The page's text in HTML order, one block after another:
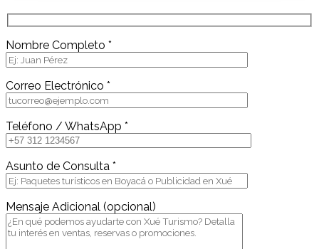
Nombre Completo *
Correo Electrónico *
Teléfono / WhatsApp *
Asunto de Consulta *
Mensaje Adicional (opcional)